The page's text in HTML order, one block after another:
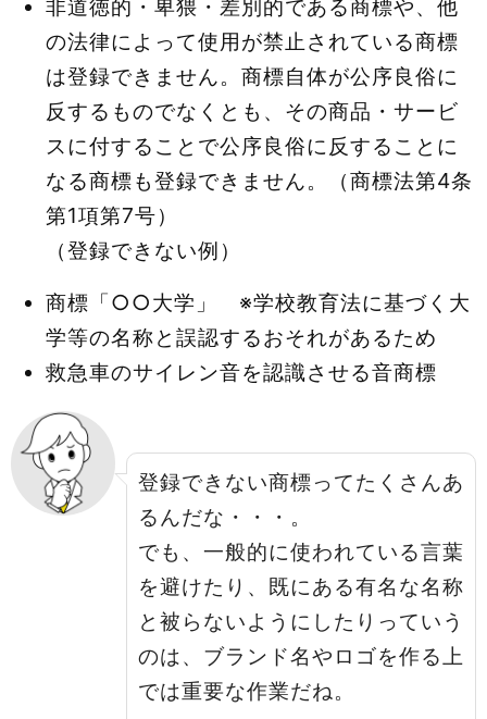
非道徳的・卑猥・差別的である商標や、他
の法律によって使用が禁止されている商標
は登録できません。商標自体が公序良俗に
反するものでなくとも、その商品・サービ
スに付することで公序良俗に反することに
なる商標も登録できません。（商標法第4条
第1項第7号）
（登録できない例）
商標「○○大学」 ※学校教育法に基づく大
学等の名称と誤認するおそれがあるため
救急車のサイレン音を認識させる音商標
登録できない商標ってたくさんあ
るんだな・・・。
でも、一般的に使われている言葉
を避けたり、既にある有名な名称
と被らないようにしたりっていう
のは、ブランド名やロゴを作る上
では重要な作業だね。